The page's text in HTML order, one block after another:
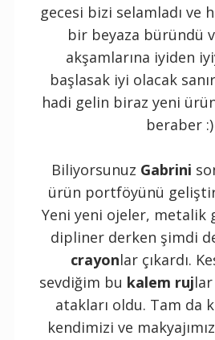
gecesi bizi selamladı ve
bir beyaza büründü
akşamlarına iyiden
başlasak iyi olacak
hadi gelin biraz yeni
beraber :)
Biliyorsunuz Gabrini
ürün portföyünü
Yeni yeni ojeler, metalik
dipliner derken şimdi
crayonlar çıkardı.
sevdiğim bu kalem ruj
atakları oldu. Tam da
kendimizi ve